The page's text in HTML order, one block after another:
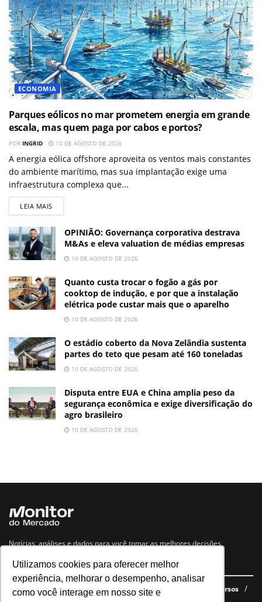
Utilizamos cookies para oferecer melhor
experiência, melhorar o desempenho, analisar
como você interage em nosso site e
ECONOMIA
Parques eólicos no mar prometem energia em grande
escala, mas quem paga por cabos e portos?
POR INGRID 10 DE AGOSTO DE 2026
A energia eólica offshore aproveita os ventos mais constantes
do ambiente marítimo, mas sua implantação exige uma
infraestrutura complexa que...
LEIA MAIS
OPINIÃO: Governança corporativa destrava
M&As e eleva valuation de médias empresas
10 DE AGOSTO DE 2026
Quanto custa trocar o fogão a gás por
cooktop de indução, e por que a instalação
elétrica pode custar mais que o aparelho
10 DE AGOSTO DE 2026
O estádio coberto da Nova Zelândia sustenta
partes do teto que pesam até 160 toneladas
10 DE AGOSTO DE 2026
Disputa entre EUA e China amplia peso da
segurança econômica e exige diversificação do
agro brasileiro
10 DE AGOSTO DE 2026
Notícias, análises e dados para você tomar as melhores decisões.
Navegue no site
Últimas notícias Quem somos E-books gratuitos
Cursos